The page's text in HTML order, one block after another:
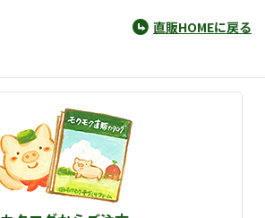
直販HOMEに戻る